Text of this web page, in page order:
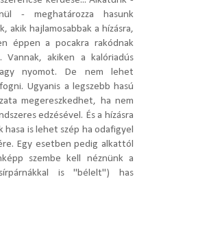
- meghatározza hasunk
akik hajlamosabbak a hízásra,
éppen a pocakra rakódnak
Vannak, akiken a kalóriadús
nyomot. De nem lehet
Ugyanis a legszebb hasú
megereszkedhet, ha nem
edzésével. És a hízásra
hasa is lehet szép ha odafigyel
Egy esetben pedig alkattól
szembe kell néznünk a
is "bélelt") has